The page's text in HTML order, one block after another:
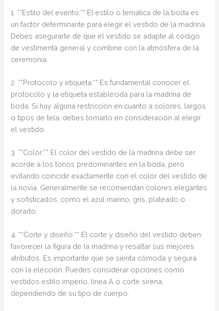
1. **Estilo del evento:** El estilo o temática de la boda es
un factor determinante para elegir el vestido de la madrina.
Debes asegurarte de que el vestido se adapte al código
de vestimenta general y combine con la atmósfera de la
ceremonia.
2. **Protocolo y etiqueta:** Es fundamental conocer el
protocolo y la etiqueta establecida para la madrina de
boda. Si hay alguna restricción en cuanto a colores, largos
o tipos de tela, debes tomarlo en consideración al elegir
el vestido.
3. **Color:** El color del vestido de la madrina debe ser
acorde a los tonos predominantes en la boda, pero
evitando coincidir exactamente con el color del vestido de
la novia. Generalmente se recomiendan colores elegantes
y sofisticados, como el azul marino, gris, plateado o
dorado.
4. **Corte y diseño:** El corte y diseño del vestido deben
favorecer la figura de la madrina y resaltar sus mejores
atributos. Es importante que se sienta cómoda y segura
con la elección. Puedes considerar opciones como
vestidos estilo imperio, línea A o corte sirena,
dependiendo de su tipo de cuerpo.